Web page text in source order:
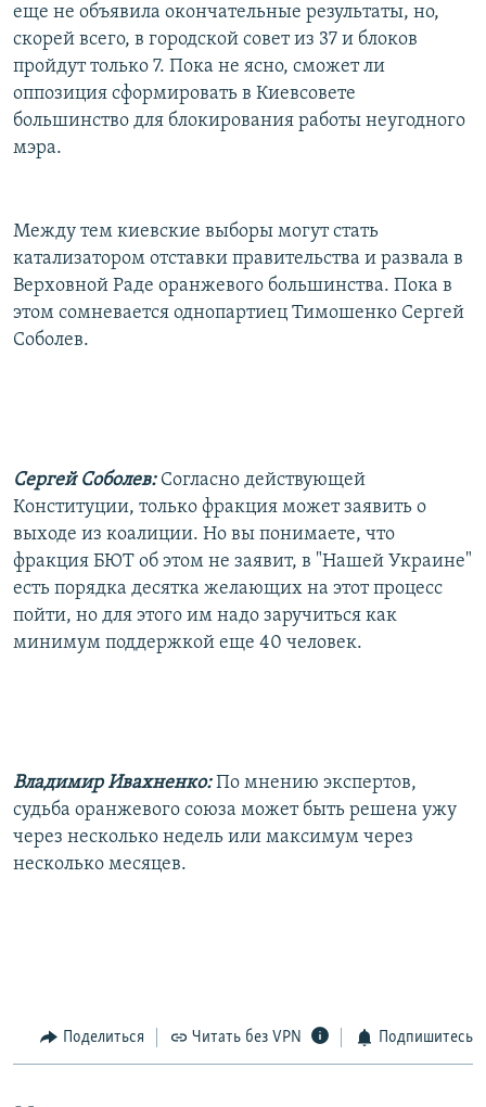
еще не объявила окончательные результаты, но,
скорей всего, в городской совет из 37 и блоков
пройдут только 7. Пока не ясно, сможет ли
оппозиция сформировать в Киевсовете
большинство для блокирования работы неугодного
мэра.
Между тем киевские выборы могут стать
катализатором отставки правительства и развала в
Верховной Раде оранжевого большинства. Пока в
этом сомневается однопартиец Тимошенко Сергей
Соболев.
Сергей Соболев: Согласно действующей
Конституции, только фракция может заявить о
выходе из коалиции. Но вы понимаете, что
фракция БЮТ об этом не заявит, в "Нашей Украине"
есть порядка десятка желающих на этот процесс
пойти, но для этого им надо заручиться как
минимум поддержкой еще 40 человек.
Владимир Ивахненко:По мнению экспертов,
судьба оранжевого союза может быть решена ужу
через несколько недель или максимум через
несколько месяцев.
Поделиться Читать без VPN Подпишитесь